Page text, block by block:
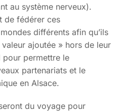
au système nerveux).
de fédérer ces
différents afin qu’ils
ajoutée » hors de leur
permettre le
partenariats et le
en Alsace.
du voyage pour